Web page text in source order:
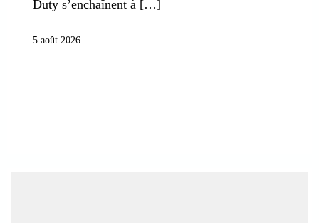
Duty s’enchaînent à
5 août 2026